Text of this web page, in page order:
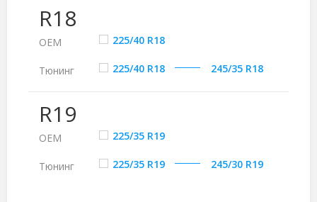
R18
ОЕМ 225/40 R18
Тюнинг 225/40 R18 245/35 R18
R19
ОЕМ 225/35 R19
Тюнинг 225/35 R19 245/30 R19